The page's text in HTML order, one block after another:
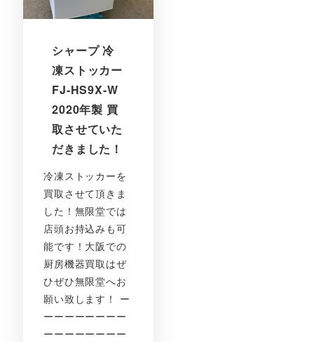
シャープ 冷
凍ストッカー
FJ-HS9X-W
2020年製 買
取させていた
だきました！
冷凍ストッカーを
買取させて頂きま
した！無限堂では
店頭お持込みも可
能です！大阪での
厨房機器買取はぜ
ひぜひ無限堂へお
願い致します！ ー
ーーーーーーーー
ーーーーーーーー